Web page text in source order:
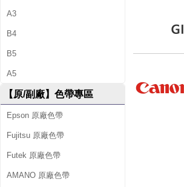
A3
B4
B5
A5
【原/副廠】色帶專區
Epson 原廠色帶
Fujitsu 原廠色帶
Futek 原廠色帶
AMANO 原廠色帶